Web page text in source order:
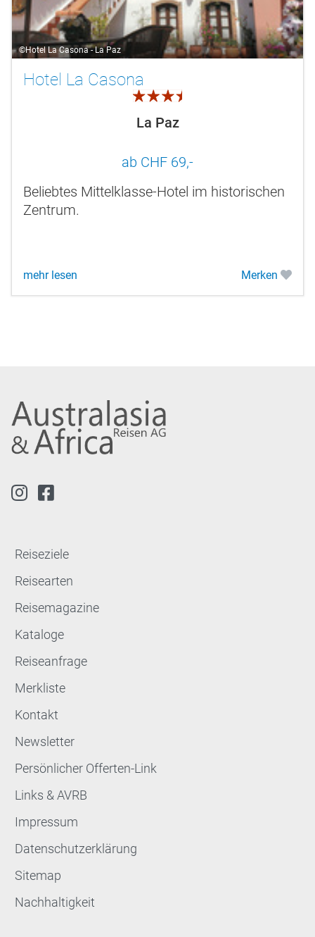
©Hotel La Casona - La Paz
Hotel La Casona
3.5
La Paz
ab CHF 69,-
Beliebtes Mittelklasse-Hotel im historischen
Zentrum.
mehr lesen Merken
Reiseziele
Reisearten
Reisemagazine
Kataloge
Reiseanfrage
Merkliste
Kontakt
Newsletter
Persönlicher Offerten-Link
Links & AVRB
Impressum
Datenschutzerklärung
Sitemap
Nachhaltigkeit